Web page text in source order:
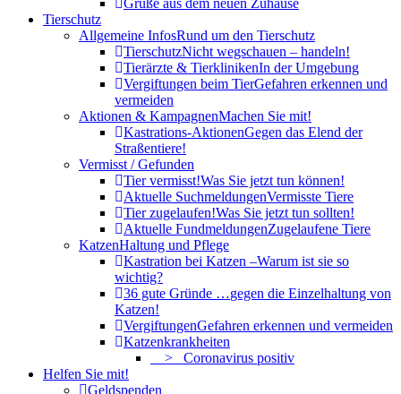
Grüße aus dem neuen Zuhause
Tierschutz
Allgemeine InfosRund um den Tierschutz
TierschutzNicht wegschauen – handeln!
Tierärzte & TierklinikenIn der Umgebung
Vergiftungen beim TierGefahren erkennen und
vermeiden
Aktionen & KampagnenMachen Sie mit!
Kastrations-AktionenGegen das Elend der
Straßentiere!
Vermisst / Gefunden
Tier vermisst!Was Sie jetzt tun können!
Aktuelle SuchmeldungenVermisste Tiere
Tier zugelaufen!Was Sie jetzt tun sollten!
Aktuelle FundmeldungenZugelaufene Tiere
KatzenHaltung und Pflege
Kastration bei Katzen –Warum ist sie so
wichtig?
36 gute Gründe …gegen die Einzelhaltung von
Katzen!
VergiftungenGefahren erkennen und vermeiden
Katzenkrankheiten
> Coronavirus positiv
Helfen Sie mit!
Geldspenden